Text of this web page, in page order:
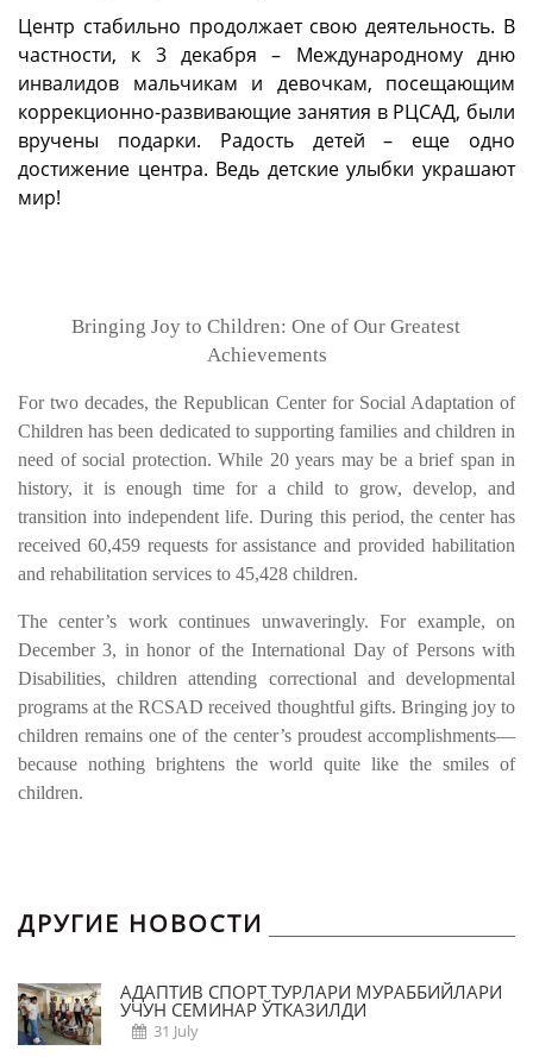
Центр стабильно продолжает свою деятельность. В
частности, к 3 декабря – Международному дню
инвалидов мальчикам и девочкам, посещающим
коррекционно-развивающие занятия в РЦСАД, были
вручены подарки. Радость детей – еще одно
достижение центра. Ведь детские улыбки украшают
мир!
Bringing Joy to Children: One of Our Greatest
Achievements
For two decades, the Republican Center for Social Adaptation of
Children has been dedicated to supporting families and children in
need of social protection. While 20 years may be a brief span in
history, it is enough time for a child to grow, develop, and
transition into independent life. During this period, the center has
received 60,459 requests for assistance and provided habilitation
and rehabilitation services to 45,428 children.
The center’s work continues unwaveringly. For example, on
December 3, in honor of the International Day of Persons with
Disabilities, children attending correctional and developmental
programs at the RCSAD received thoughtful gifts. Bringing joy to
children remains one of the center’s proudest accomplishments—
because nothing brightens the world quite like the smiles of
children.
ДРУГИЕ НОВОСТИ
АДАПТИВ СПОРТ ТУРЛАРИ МУРАББИЙЛАРИ
УЧУН СЕМИНАР ЎТКАЗИЛДИ
31 July